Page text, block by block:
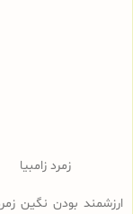
زمرد زامبیا
ارزشمند بودن نگین